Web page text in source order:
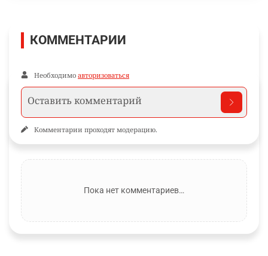
КОММЕНТАРИИ
Необходимо авторизоваться
Комментарии проходят модерацию.
Пока нет комментариев…